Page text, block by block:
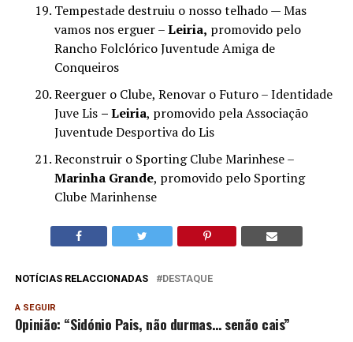
Tempestade destruiu o nosso telhado — Mas
vamos nos erguer –Leiria, promovido pelo
Rancho Folclórico Juventude Amiga de
Conqueiros
Reerguer o Clube, Renovar o Futuro – Identidade
Juve Lis – Leiria, promovido pela Associação
Juventude Desportiva do Lis
Reconstruir o Sporting Clube Marinhese –
Marinha Grande, promovido pelo Sporting
Clube Marinhense
NOTÍCIAS RELACCIONADAS DESTAQUE
A SEGUIR
Opinião: “Sidónio Pais, não durmas… senão cais”